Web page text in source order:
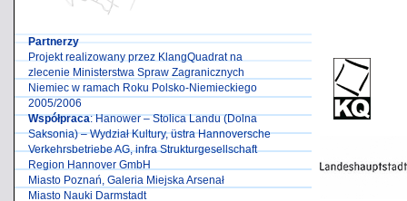
Partnerzy
Projekt realizowany przez KlangQuadrat na
zlecenie Ministerstwa Spraw Zagranicznych
Niemiec w ramach Roku Polsko-Niemieckiego
2005/2006
Współpraca: Hanower – Stolica Landu (Dolna
Saksonia) – Wydział Kultury, üstra Hannoversche
Verkehrsbetriebe AG, infra Strukturgesellschaft
Region Hannover GmbH
Miasto Poznań, Galeria Miejska Arsenał
Miasto Nauki Darmstadt